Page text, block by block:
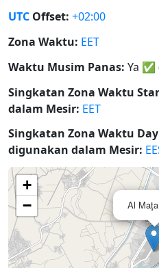
UTC Offset: +02:00
Zona Waktu: EET
Waktu Musim Panas: Ya ✅
Singkatan Zona Waktu
dalam Mesir: EET
Singkatan Zona Waktu
digunakan dalam Mesir:
Al
+
−